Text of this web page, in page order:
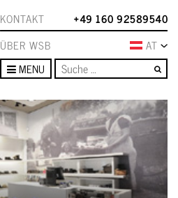
KONTAKT
+49 160 92589540
ÜBER WSB
AT
MENU